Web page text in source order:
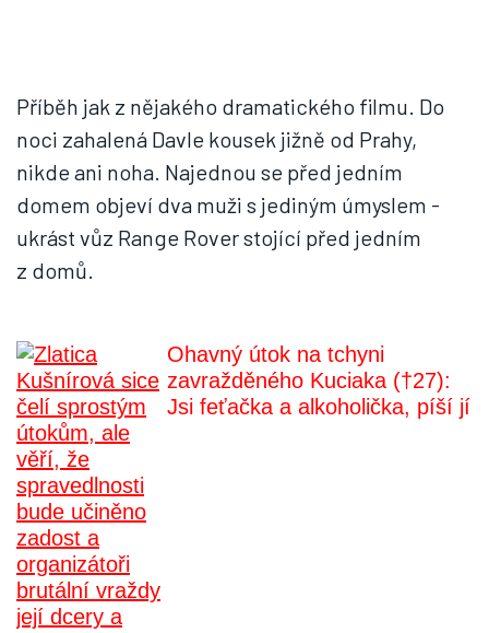
Příběh jak z nějakého dramatického filmu. Do
noci zahalená Davle kousek jižně od Prahy,
nikde ani noha. Najednou se před jedním
domem objeví dva muži s jediným úmyslem -
ukrást vůz Range Rover stojící před jedním
z domů.
Ohavný útok na tchyni
zavražděného Kuciaka (†27):
Jsi feťačka a alkoholička, píší jí